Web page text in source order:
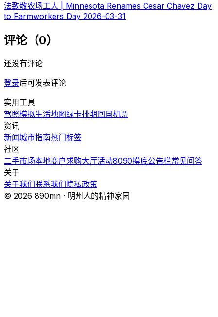
法致敬农场工人 | Minnesota Renames Cesar Chavez Day
to Farmworkers Day 2026-03-31
评论（0）
还没有评论
登录后可发表评论
实用工具
驾照模拟生活地图绿卡排期 回国机票
资讯
新闻城市指南热门标签
社区
二手市场本地商户求购大厅活动8090摸底公告栏常见问答
关于
关于我们联系我们 隐私政策
© 2026 890mn · 明州人的精神家园